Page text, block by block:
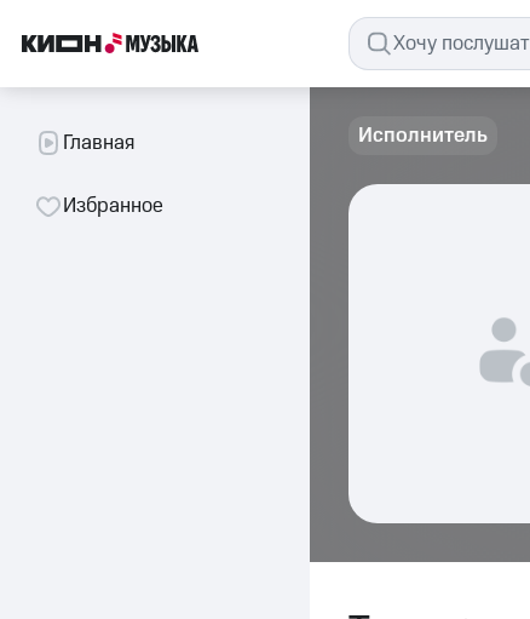
Главная
Избранное
Исполнитель